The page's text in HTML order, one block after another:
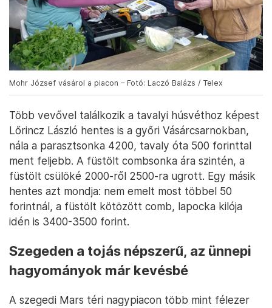
Mohr József vásárol a piacon – Fotó: Laczó Balázs / Telex
Több vevővel találkozik a tavalyi húsvéthoz képest
Lőrincz László hentes is a győri Vásárcsarnokban,
nála a parasztsonka 4200, tavaly óta 500 forinttal
ment feljebb. A füstölt combsonka ára szintén, a
füstölt csülöké 2000-ről 2500-ra ugrott. Egy másik
hentes azt mondja: nem emelt most többel 50
forintnál, a füstölt kötözött comb, lapocka kilója
idén is 3400-3500 forint.
Szegeden a tojás népszerű, az ünnepi
hagyományok már kevésbé
A szegedi Mars téri nagypiacon több mint félezer